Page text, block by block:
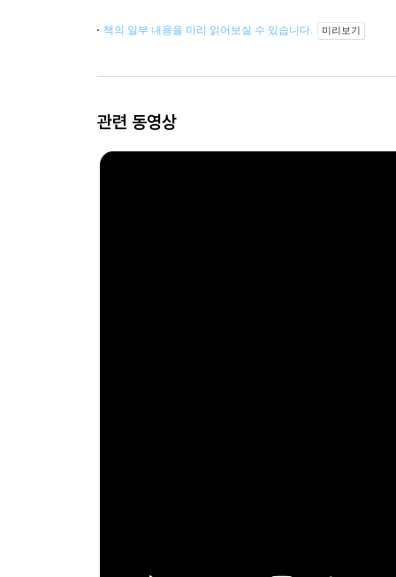
책의 일부 내용을 미리 읽어보실 수 있습니다. 미리보기
관련 동영상